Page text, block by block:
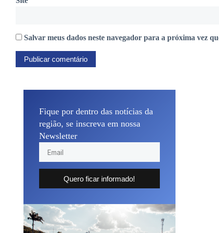
Salvar meus dados neste navegador para a próxima vez
Fique por dentro das notícias da
região, se inscreva em nossa
Newsletter
Quero ficar informado!